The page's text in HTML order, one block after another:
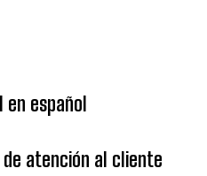
en español
atención al cliente